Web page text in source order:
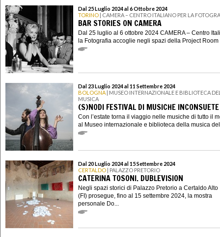
Dal 25 Luglio 2024 al 6 Ottobre 2024
TORINO | CAMERA – CENTRO ITALIANO PER LA
BAR STORIES ON CAMERA
Dal 25 luglio al 6 ottobre 2024 CAMERA – Centro
la Fotografia accoglie negli spazi della Project Room
Dal 23 Luglio 2024 al 11 Settembre 2024
BOLOGNA | MUSEO INTERNAZIONALE E BIBLIOTECA
MUSICA
(S)NODI FESTIVAL DI MUSICHE INCONSUETE
Con l’estate torna il viaggio nelle musiche di tutto il
al Museo internazionale e biblioteca della musica del
Dal 20 Luglio 2024 al 15 Settembre 2024
CERTALDO | PALAZZO PRETORIO
CATERINA TOSONI. DUBLEVISION
Negli spazi storici di Palazzo Pretorio a Certaldo Alto
(FI) prosegue, fino al 15 settembre 2024, la mostra
personale Do...